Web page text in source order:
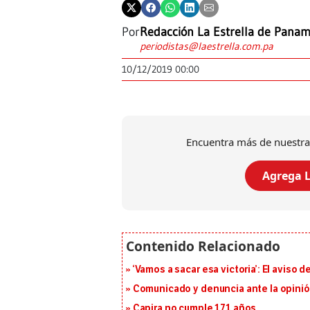
PorRedacción La Estrella de
periodistas@laestrella.com.pa
10/12/2019 00:00
Encuentra más de
Agrega
‘Vamos a sacar esa victoria’: El aviso
Comunicado y denuncia ante la